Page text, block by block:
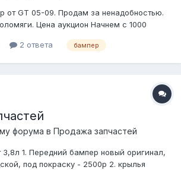
от GT 05-09. Продам за ненадобностью.
Цена аукцион Начнем с 1000
2 ответа бампер
форума в Продажа запчастей
3,8л 1. Передний бампер новый оригинал,
под покраску - 2500р 2. крылья